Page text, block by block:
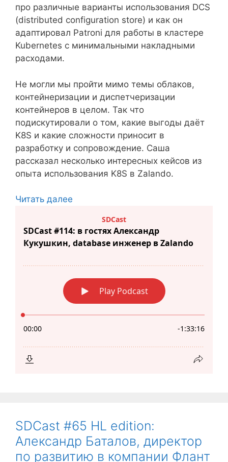
про различные варианты использования DCS
(distributed configuration store) и как он
адаптировал Patroni для работы в кластере
Kubernetes с минимальными накладными
расходами.
Не могли мы пройти мимо темы облаков,
контейнеризации и диспетчеризации
контейнеров в целом. Так что
подискутировали о том, какие выгоды даёт
K8S и какие сложности приносит в
разработку и сопровождение. Саша
рассказал несколько интересных кейсов из
опыта использования K8S в Zalando.
Читать далее
SDCast #65 HL edition:
Александр Баталов, директор
по развитию в компании Флант